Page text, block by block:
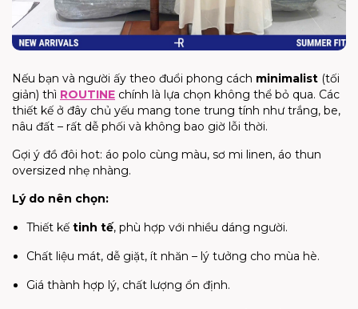
Nếu bạn và người ấy theo đuổi phong cách minimalist (tối
giản) thì ROUTINE chính là lựa chọn không thể bỏ qua. Các
thiết kế ở đây chủ yếu mang tone trung tính như trắng, be,
nâu đất – rất dễ phối và không bao giờ lỗi thời.
Gợi ý đồ đôi hot: áo polo cùng màu, sơ mi linen, áo thun
oversized nhẹ nhàng.
Lý do nên chọn:
Thiết kế tinh tế, phù hợp với nhiều dáng người.
Chất liệu mát, dễ giặt, ít nhăn – lý tưởng cho mùa hè.
Giá thành hợp lý, chất lượng ổn định.